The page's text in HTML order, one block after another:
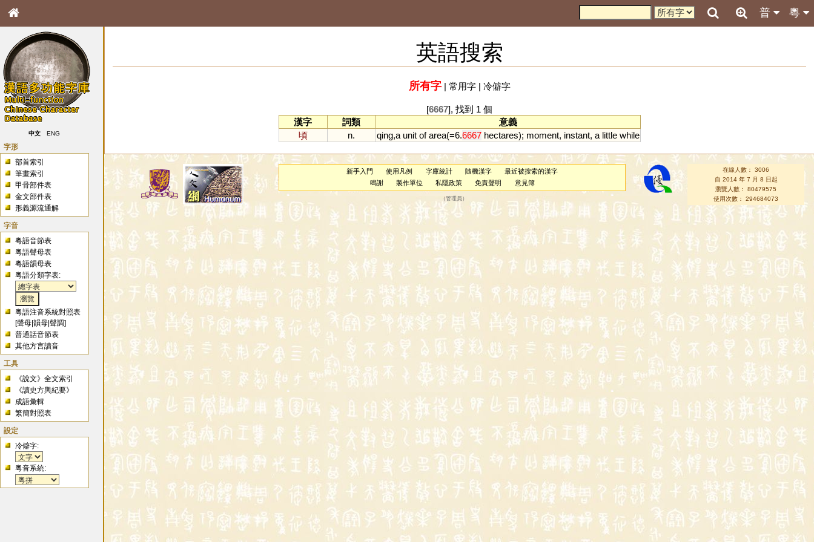
粵
普
中文 ENG
字形
部首索引
筆畫索引
甲骨部件表
金文部件表
形義源流通解
字音
粵語音節表
粵語聲母表
粵語韻母表
粵語分類字表:
粵語注音系統對照表
[聲母 |韻母 |聲調]
普通話音節表
其他方言讀音
工具
《說文》全文索引
《讀史方輿紀要》
成語彙輯
繁簡對照表
設定
冷僻字:
粵音系統:
英語搜索
所有字| 常用字| 冷僻字
[6667], 找到 1 個
漢字
詞類
意義
頃
n. qing,a unit of area(=6.6667 hectares); moment, instant, a little while
新手入門 使用凡例 字庫統計 隨機漢字
最近被搜索的漢字
鳴謝
製作單位 私隱政策 免責聲明 意見簿
（管理員 ）
在線人數： 3006
自 2014 年 7 月 8 日起
瀏覽人數： 80479575
使用次數： 294684073